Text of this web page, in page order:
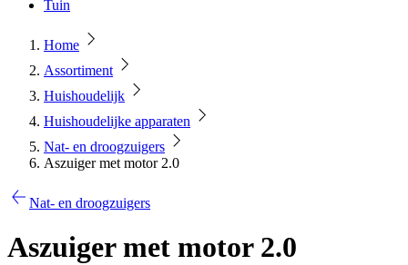
Tuin
Home
Assortiment
Huishoudelijk
Huishoudelijke apparaten
Nat- en droogzuigers
Aszuiger met motor 2.0
Nat- en droogzuigers
Aszuiger met motor 2.0